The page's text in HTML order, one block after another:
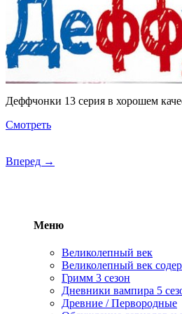
Деффчонки 13 серия в хорошем
Смотреть
Вперед →
Меню
Великолепный век
Великолепный век
Гримм 3 сезон
Дневники вампира 5
Древние / Первородные